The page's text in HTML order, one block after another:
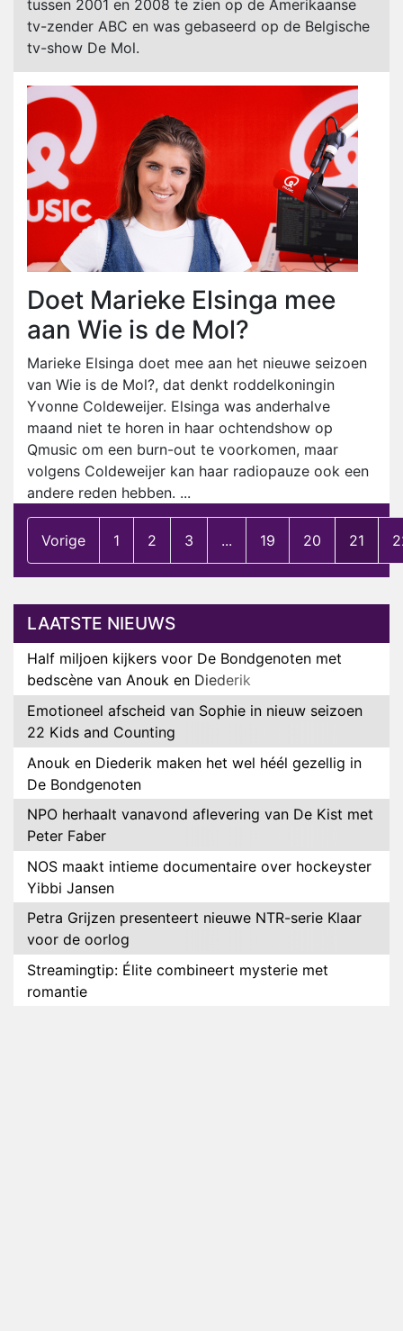
tussen 2001 en 2008 te zien op de Amerikaanse
tv-zender ABC en was gebaseerd op de Belgische
tv-show De Mol.
Doet Marieke Elsinga mee
aan Wie is de Mol?
Marieke Elsinga doet mee aan het nieuwe seizoen
van Wie is de Mol?, dat denkt roddelkoningin
Yvonne Coldeweijer. Elsinga was anderhalve
maand niet te horen in haar ochtendshow op
Qmusic om een burn-out te voorkomen, maar
volgens Coldeweijer kan haar radiopauze ook een
andere reden hebben. ...
Vorige 1 2 3 ... 19 20 21
LAATSTE NIEUWS
Half miljoen kijkers voor De Bondgenoten met
bedscène van Anouk en Diederik
Emotioneel afscheid van Sophie in nieuw seizoen
22 Kids and Counting
Anouk en Diederik maken het wel héél gezellig in
De Bondgenoten
NPO herhaalt vanavond aflevering van De Kist met
Peter Faber
NOS maakt intieme documentaire over hockeyster
Yibbi Jansen
Petra Grijzen presenteert nieuwe NTR-serie Klaar
voor de oorlog
Streamingtip: Élite combineert mysterie met
romantie